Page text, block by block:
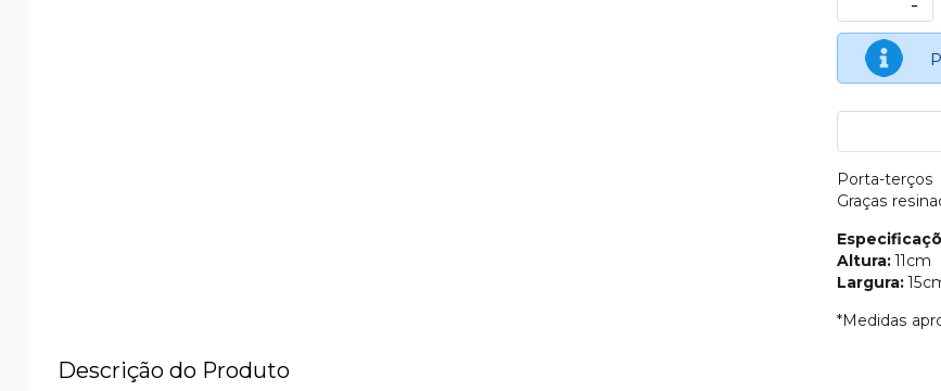
-
Porta-
Graças
Altura:11cm
Largura:
*Medidas
Descrição do Produto